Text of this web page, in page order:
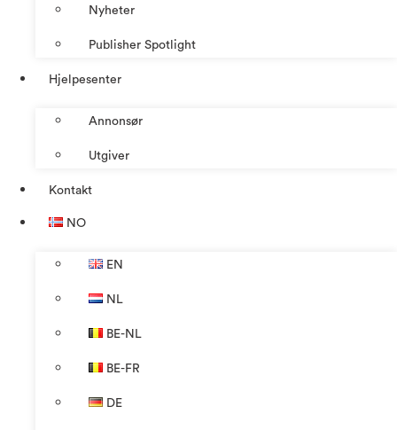
Nyheter
Publisher Spotlight
Hjelpesenter
Annonsør
Utgiver
Kontakt
NO
EN
NL
BE-NL
BE-FR
DE